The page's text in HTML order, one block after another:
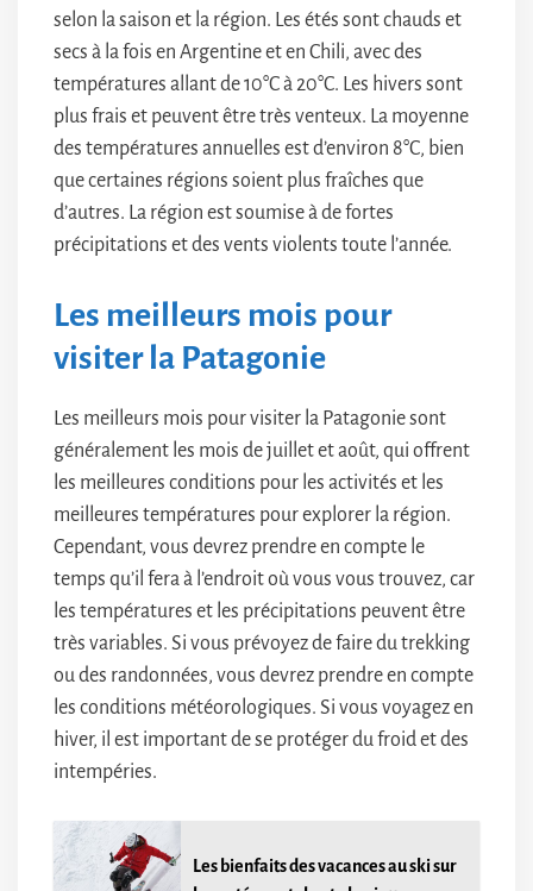
selon la saison et la région. Les étés sont chauds et
secs à la fois en Argentine et en Chili, avec des
températures allant de 10°C à 20°C. Les hivers sont
plus frais et peuvent être très venteux. La moyenne
des températures annuelles est d’environ 8°C, bien
que certaines régions soient plus fraîches que
d’autres. La région est soumise à de fortes
précipitations et des vents violents toute l’année.
Les meilleurs mois pour
visiter la Patagonie
Les meilleurs mois pour visiter la Patagonie sont
généralement les mois de juillet et août, qui offrent
les meilleures conditions pour les activités et les
meilleures températures pour explorer la région.
Cependant, vous devrez prendre en compte le
temps qu’il fera à l’endroit où vous vous trouvez, car
les températures et les précipitations peuvent être
très variables. Si vous prévoyez de faire du trekking
ou des randonnées, vous devrez prendre en compte
les conditions météorologiques. Si vous voyagez en
hiver, il est important de se protéger du froid et des
intempéries.
Les bienfaits des vacances au ski sur